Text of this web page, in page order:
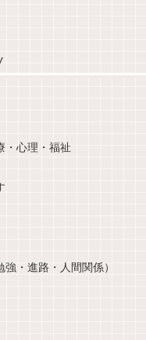
・心理・福祉
・進路・人間関係）